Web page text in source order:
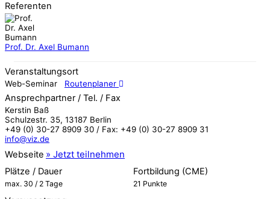
Referenten
Prof. Dr. Axel Bumann
Veranstaltungsort
Web-Seminar Routenplaner
Ansprechpartner / Tel. / Fax
Kerstin Baß
Schulzestr. 35, 13187 Berlin
+49 (0) 30-27 8909 30 / Fax: +49 (0) 30-27 8909 31
info@viz.de
Webseite
Plätze / Dauer
max. 30 / 2 Tage
Fortbildung (CME)
21 Punkte